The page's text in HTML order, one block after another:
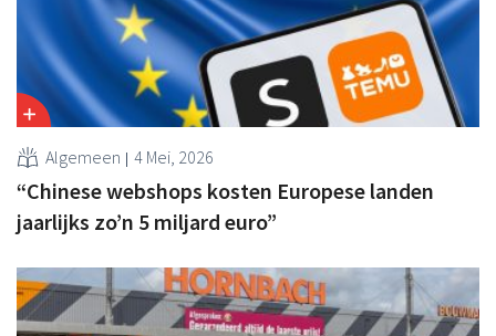
Algemeen 4 Mei, 2026
“Chinese webshops kosten Europese landen
jaarlijks zo’n 5 miljard euro”